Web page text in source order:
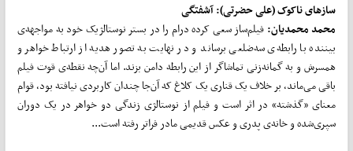
سازهای ناکوک (علی حضرتی): آشفتگی
محمد محمدیان:فیلم‌ساز سعی کرده درام را در بستر نوستالژیک خود به مواجهه‌ی
بیننده با رابطه‌ی سه‌ضلعی برساند و در نهایت به تصور هدیه از ارتباط خواهر و
همسرش و به گمانه‌زنی تماشاگر از این رابطه دامن بزند. اما آن‌چه نقطه‌ی قوت فیلم
باقی می‌ماند، بر خلاف یک قناری یک کلاغ که آن‌جا چندان کاربردی نیافته بود، قوام
معنای «گذشته» در اثر است و فیلم از نوستالژی زندگی دو خواهر در یک دوران
سپری‌شده و خانه‌ی پدری و عکس قدیمی مادر فراتر رفته است...